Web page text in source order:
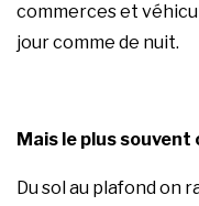
commerces et
jour comme de nuit.
Mais le plus
Du sol au plafond on